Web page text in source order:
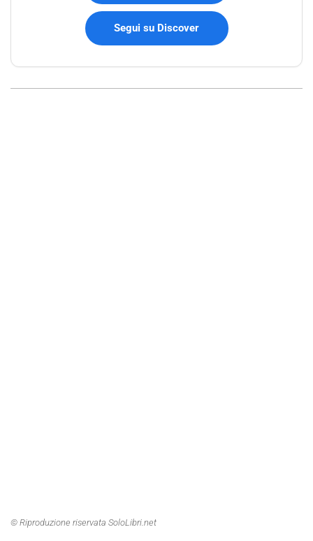
Segui su Discover
© Riproduzione riservata SoloLibri.net